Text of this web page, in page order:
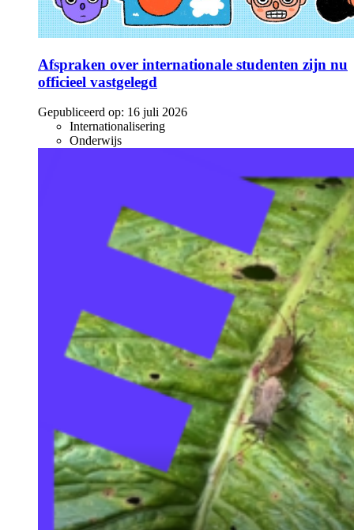
Afspraken over internationale studenten zijn nu
officieel vastgelegd
Gepubliceerd op: 16 juli 2026
Internationalisering
Onderwijs